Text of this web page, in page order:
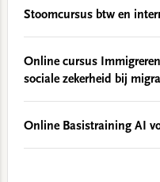
Stoomcursus btw en
Online cursus
sociale zekerheid bij
Online Basistraining AI